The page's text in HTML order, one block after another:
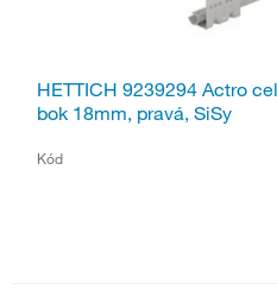
HETTICH 9239294 Actro
bok 18mm, pravá, SiSy
Kód